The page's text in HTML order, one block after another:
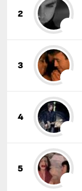
2
3
4
5